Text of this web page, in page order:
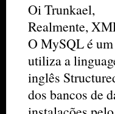
Oi Trunkael,
Realmente,
O MySQL é um
utiliza a
inglês
dos bancos de